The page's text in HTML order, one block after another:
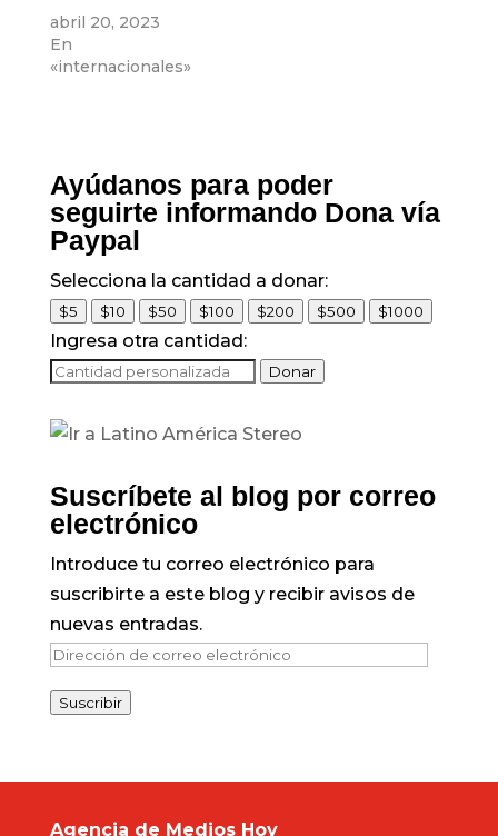
abril 20, 2023
En
«internacionales»
Ayúdanos para poder
seguirte informando Dona vía
Paypal
Selecciona la cantidad a donar:
$5 $10 $50 $100 $200 $500 $1000
Ingresa otra cantidad:
Donar
Suscríbete al blog por correo
electrónico
Introduce tu correo electrónico para
suscribirte a este blog y recibir avisos de
nuevas entradas.
Dirección
correo
Suscribir
Agencia de Medios Hoy